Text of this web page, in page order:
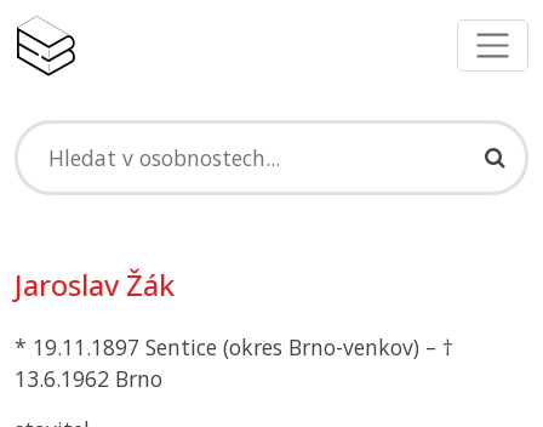
Jaroslav Žák
* 19.11.1897 Sentice (okres Brno-venkov) – †
13.6.1962 Brno